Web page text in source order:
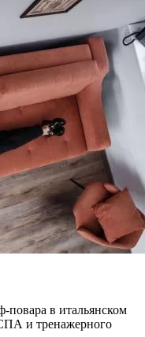
в итальянском
и тренажерного